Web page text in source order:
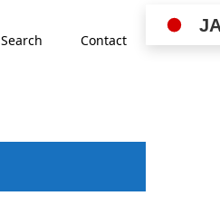
Search Contact
JA